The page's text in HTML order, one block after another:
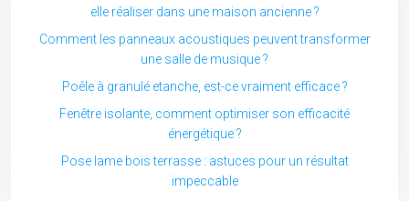
elle réaliser dans une maison ancienne ?
Comment les panneaux acoustiques peuvent transformer
une salle de musique ?
Poêle à granulé etanche, est-ce vraiment efficace ?
Fenêtre isolante, comment optimiser son efficacité
énergétique ?
Pose lame bois terrasse : astuces pour un résultat
impeccable